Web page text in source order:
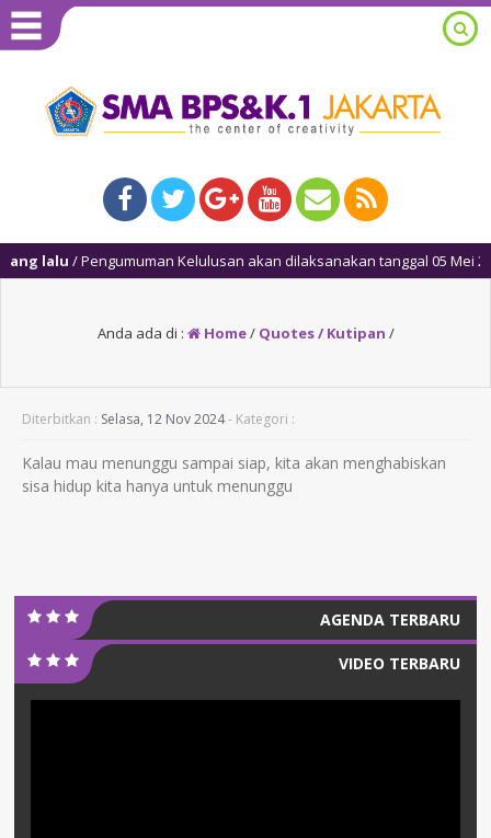
lalu/ Pengumuman Kelulusan akan dilaksanakan tanggal 05 Mei
Anda ada di : Home/ Quotes / Kutipan /
Diterbitkan : Selasa, 12 Nov 2024- Kategori :
Kalau mau menunggu sampai siap, kita akan menghabiskan
sisa hidup kita hanya untuk menunggu
AGENDA TERBARU
VIDEO TERBARU